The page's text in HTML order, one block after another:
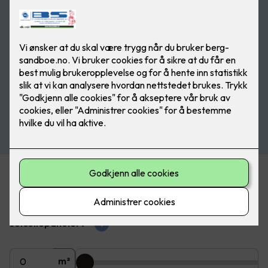
Beregn pris på solceller
Hvor mange m2 av taket ønsker du å dekke med
solcellepaneler?
?
m²